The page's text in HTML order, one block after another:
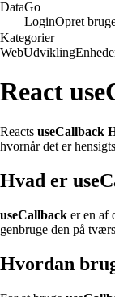
DataGo
LoginOpret
Kategorier
WebUdvikling
React
Reacts useCallback
hvornår det er
Hvad er
useCallback er en af
genbruge den på
Hvordan